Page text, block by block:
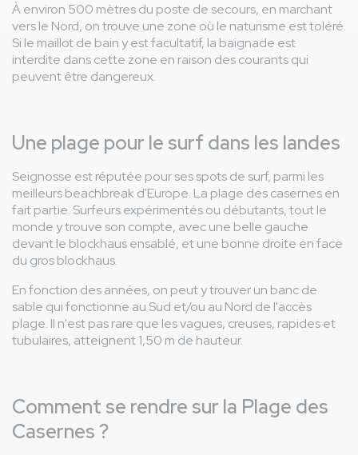
À environ 500 mètres du poste de secours, en marchant
vers le Nord, on trouve une zone où le naturisme est toléré.
Si le maillot de bain y est facultatif, la baignade est
interdite dans cette zone en raison des courants qui
peuvent être dangereux.
Une plage pour le surf dans les landes
Seignosse est réputée pour ses spots de surf, parmi les
meilleurs beachbreak d'Europe. La plage des casernes en
fait partie. Surfeurs expérimentés ou débutants, tout le
monde y trouve son compte, avec une belle gauche
devant le blockhaus ensablé, et une bonne droite en face
du gros blockhaus.
En fonction des années, on peut y trouver un banc de
sable qui fonctionne au Sud et/ou au Nord de l'accès
plage. Il n'est pas rare que les vagues, creuses, rapides et
tubulaires, atteignent 1,50 m de hauteur.
Comment se rendre sur la Plage des
Casernes ?